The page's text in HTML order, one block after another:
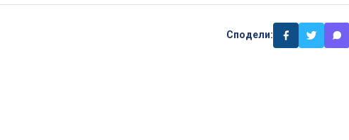
Сподели: